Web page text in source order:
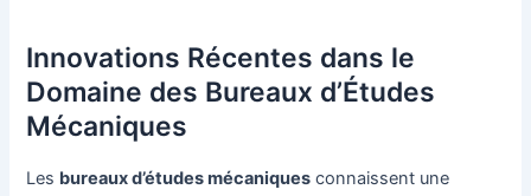
Innovations Récentes dans le
Domaine des Bureaux d’Études
Mécaniques
Les bureaux d’études mécaniques connaissent une